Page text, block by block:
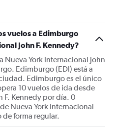
vuelos a Edimburgo
John F. Kennedy?
Nueva York Internacional John
Edimburgo (EDI) está a
Edimburgo es el único
10 vuelos de ida desde
F. Kennedy por día. 0
Nueva York Internacional
de forma regular.